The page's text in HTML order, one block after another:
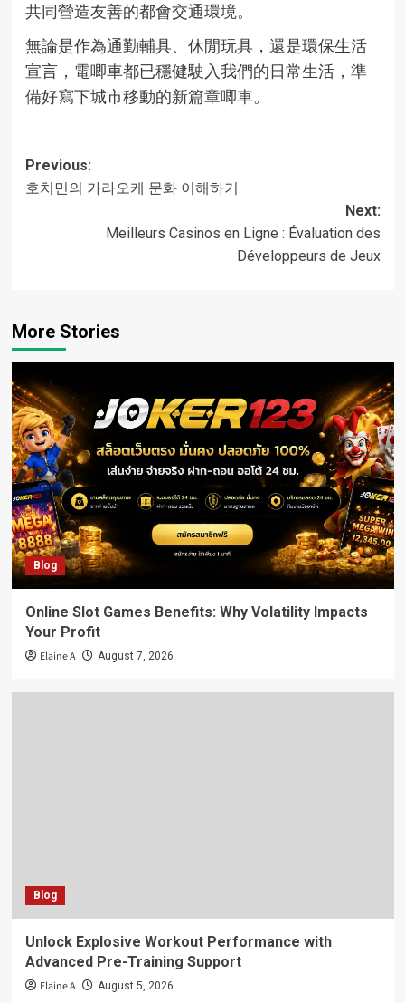
共同營造友善的都會交通環境。
無論是作為通勤輔具、休閒玩具，還是環保生活
宣言，電唧車都已穩健駛入我們的日常生活，準
備好寫下城市移動的新篇章唧車。
Post
navigation
Previous:
호치민의 가라오케 문화 이해하기
Next:
Meilleurs Casinos en Ligne : Évaluation des
Développeurs de Jeux
More Stories
Blog
Online Slot Games Benefits: Why Volatility Impacts
Your Profit
Elaine A August 7, 2026
Blog
Unlock Explosive Workout Performance with
Advanced Pre-Training Support
Elaine A August 5, 2026